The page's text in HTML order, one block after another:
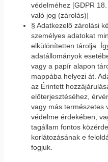
védelméhez [GDPR
való jog (zárolás)]
§ Adatkezelő zárolási
személyes adatokat
elkülönítetten tárolja.
adatállományok
vagy a papír alapon
mappába helyezi át.
az Érintett
előterjesztéséhez,
vagy más természetes
védelme érdekében,
tagállam fontos
korlátozásának e
fogjuk.